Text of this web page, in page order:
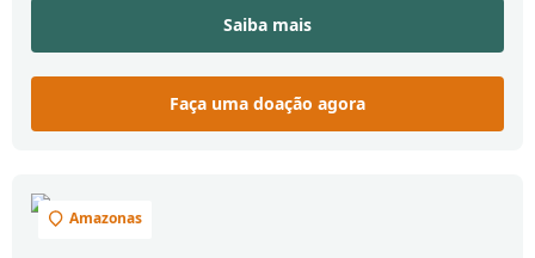
trabalho formal ou através do apoio ao
empreendedorismo na área de doceria gourmet.
Saiba mais
Faça uma doação agora
Amazonas